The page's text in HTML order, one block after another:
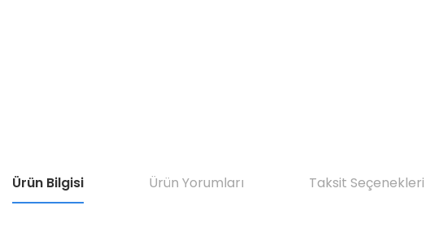
Ürün Bilgisi Ürün Yorumları Taksit Seçenekleri